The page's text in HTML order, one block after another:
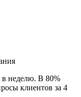
в неделю. В 80%
клиентов за 4